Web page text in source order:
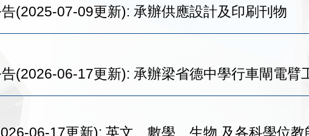
(2025-07-09更新): 承辦供應設計及印刷刊物
(2026-06-17更新): 承辦梁省德中學行車閘電臂
06-17更新): 英文、數學、生物 及各科學位